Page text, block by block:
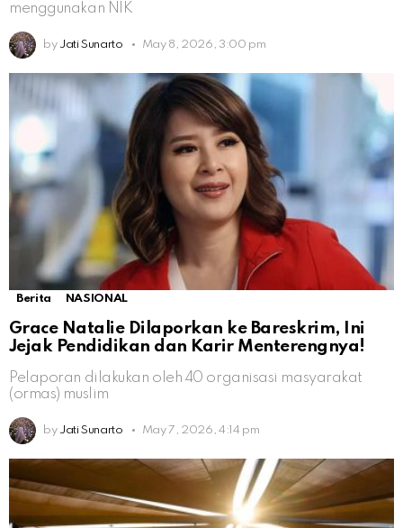
menggunakan NIK
by Jati Sunarto May 8, 2026, 3:00 pm
Berita NASIONAL
Grace Natalie Dilaporkan ke Bareskrim, Ini
Jejak Pendidikan dan Karir Menterengnya!
Pelaporan dilakukan oleh 40 organisasi masyarakat
(ormas) muslim
by Jati Sunarto May 7, 2026, 4:14 pm